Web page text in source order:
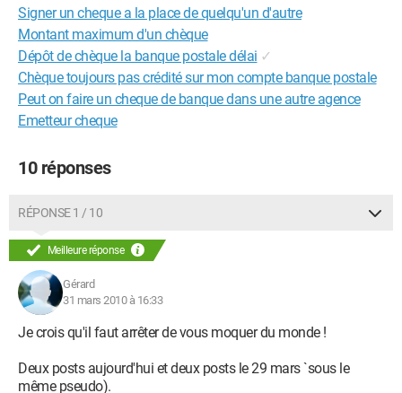
Signer un cheque a la place de quelqu'un d'autre
Montant maximum d'un chèque
Dépôt de chèque la banque postale délai ✓
Chèque toujours pas crédité sur mon compte banque postale
Peut on faire un cheque de banque dans une autre agence
Emetteur cheque
10 réponses
RÉPONSE 1 / 10
Meilleure réponse
Gérard
31 mars 2010 à 16:33
Je crois qu'il faut arrêter de vous moquer du monde !
Deux posts aujourd'hui et deux posts le 29 mars `sous le
même pseudo).